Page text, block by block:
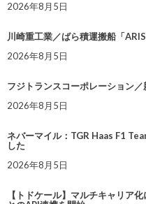
2026年8月5日
川崎重工業／ばら積運搬船「
2026年8月5日
フジトランスコーポレーション
2026年8月5日
ネバーマイル：TGR Haas F1
した
2026年8月5日
【トドケール】マルチキャリア